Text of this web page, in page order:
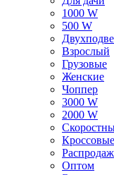
1000 W
500 W
Взрослый
Грузовые
Женские
Чоппер
3000 W
2000 W
Кроссовые
Оптом